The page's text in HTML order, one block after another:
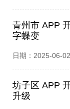
青州市 APP
字蝶变​
日期：2025-06-
坊子区 APP
升级​